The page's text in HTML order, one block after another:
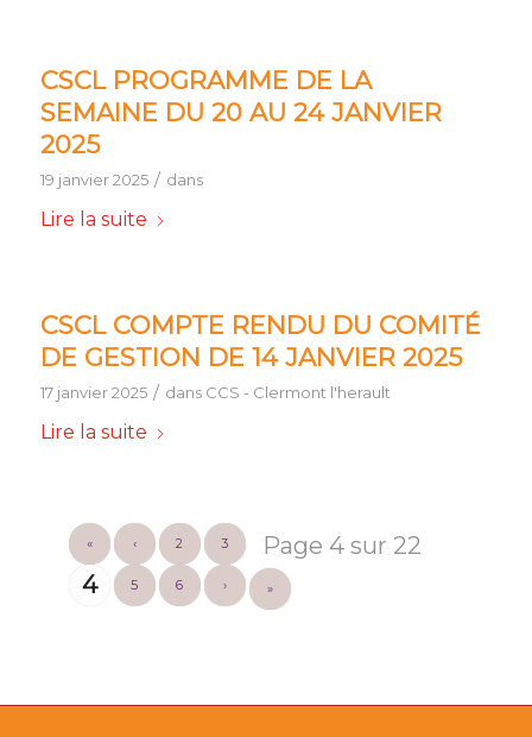
CSCL PROGRAMME DE LA
SEMAINE DU 20 AU 24 JANVIER
2025
19 janvier 2025 / dans
Lire la suite
CSCL COMPTE RENDU DU COMITÉ
DE GESTION DE 14 JANVIER 2025
17 janvier 2025 / dans CCS - Clermont l'herault
Lire la suite
Page 4 sur 22
« ‹ 2 3
4 5 6 › »